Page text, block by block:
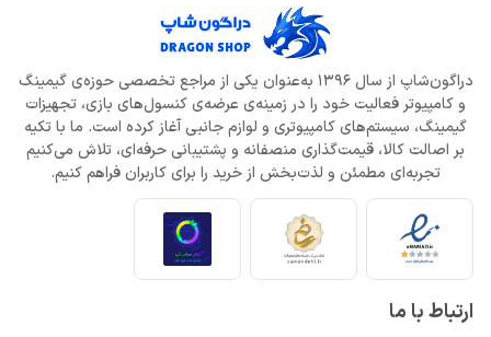
دراگون‌شاپ از سال 1396 به‌عنوان یکی از مراجع تخصصی حوزه‌ی گیمینگ
و کامپیوتر فعالیت خود را در زمینه‌ی عرضه‌ی کنسول‌های بازی، تجهیزات
گیمینگ، سیستم‌های کامپیوتری و لوازم جانبی آغاز کرده است. ما با تکیه
بر اصالت کالا، قیمت‌گذاری منصفانه و پشتیبانی حرفه‌ای، تلاش می‌کنیم
تجربه‌ای مطمئن و لذت‌بخش از خرید را برای کاربران فراهم کنیم.
ارتباط با ما